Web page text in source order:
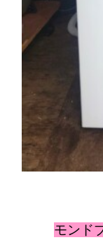
モンド